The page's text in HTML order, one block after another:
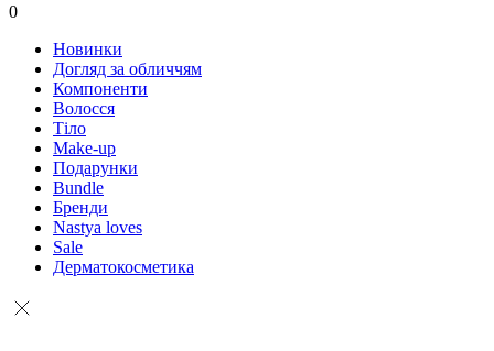
0
Новинки
Догляд за обличчям
Компоненти
Волосся
Тіло
Make-up
Подарунки
Bundle
Бренди
Nastya loves
Sale
Дерматокосметика